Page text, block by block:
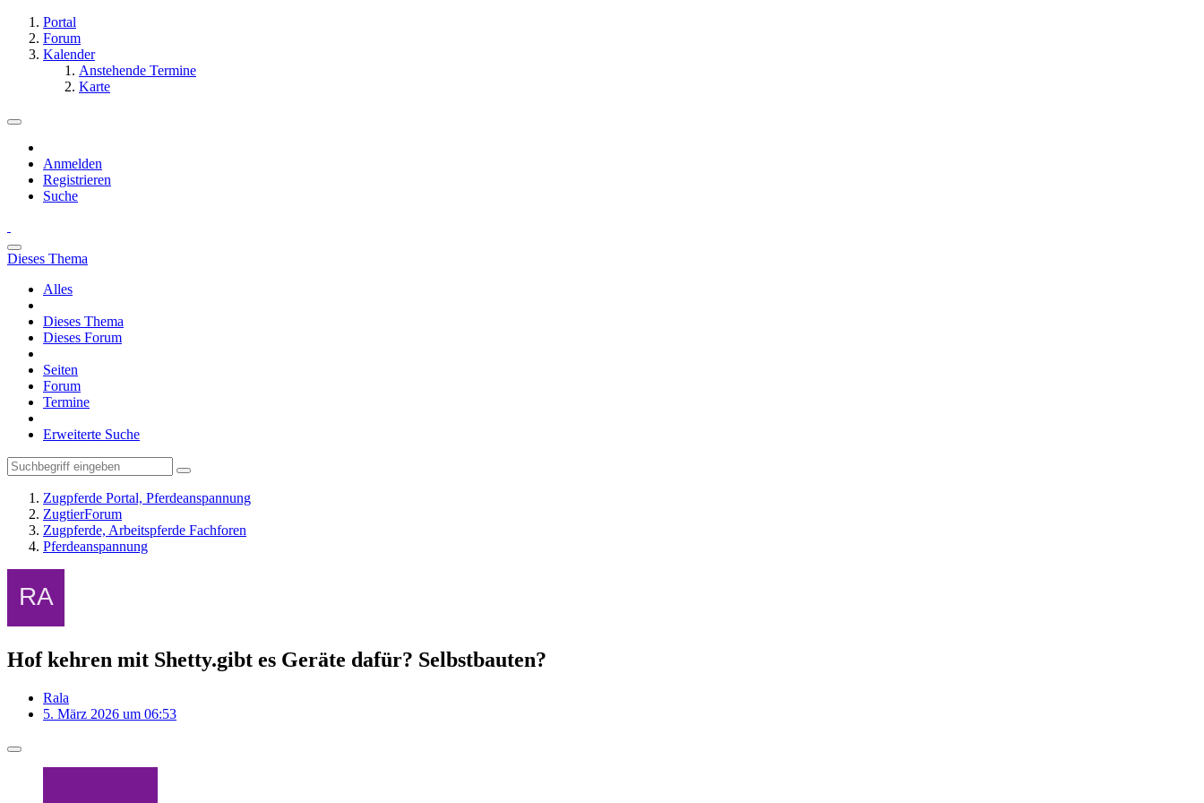
Portal
Forum
Kalender
Anstehende Termine
Karte
Anmelden
Registrieren
Suche
Dieses Thema
Alles
Dieses Thema
Dieses Forum
Seiten
Forum
Termine
Erweiterte Suche
Zugpferde Portal, Pferdeanspannung
ZugtierForum
Zugpferde, Arbeitspferde Fachforen
Pferdeanspannung
Hof kehren mit Shetty.gibt es Geräte dafür? Selbstbauten?
Rala
5. März 2026 um 06:53